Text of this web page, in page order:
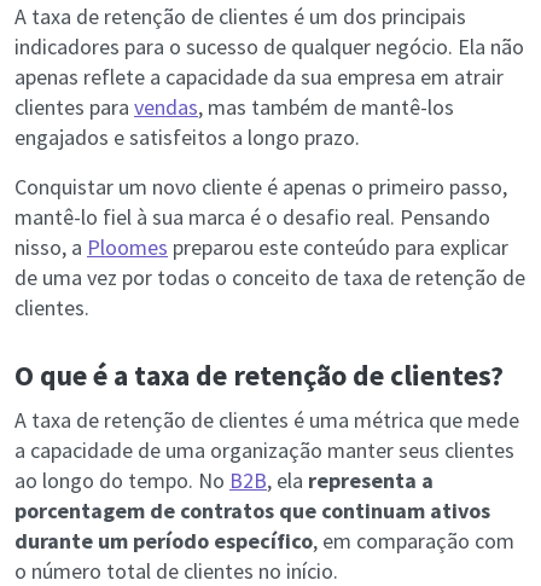
A taxa de retenção de clientes é um dos principais
indicadores para o sucesso de qualquer negócio. Ela não
apenas reflete a capacidade da sua empresa em atrair
clientes para vendas, mas também de mantê-los
engajados e satisfeitos a longo prazo.
Conquistar um novo cliente é apenas o primeiro passo,
mantê-lo fiel à sua marca é o desafio real. Pensando
nisso, a Ploomes preparou este conteúdo para explicar
de uma vez por todas o conceito de taxa de retenção de
clientes.
O que é a taxa de retenção de clientes?
A taxa de retenção de clientes é uma métrica que mede
a capacidade de uma organização manter seus clientes
ao longo do tempo. No B2B, ela representa a
porcentagem de contratos que continuam ativos
durante um período específico, em comparação com
o número total de clientes no início.